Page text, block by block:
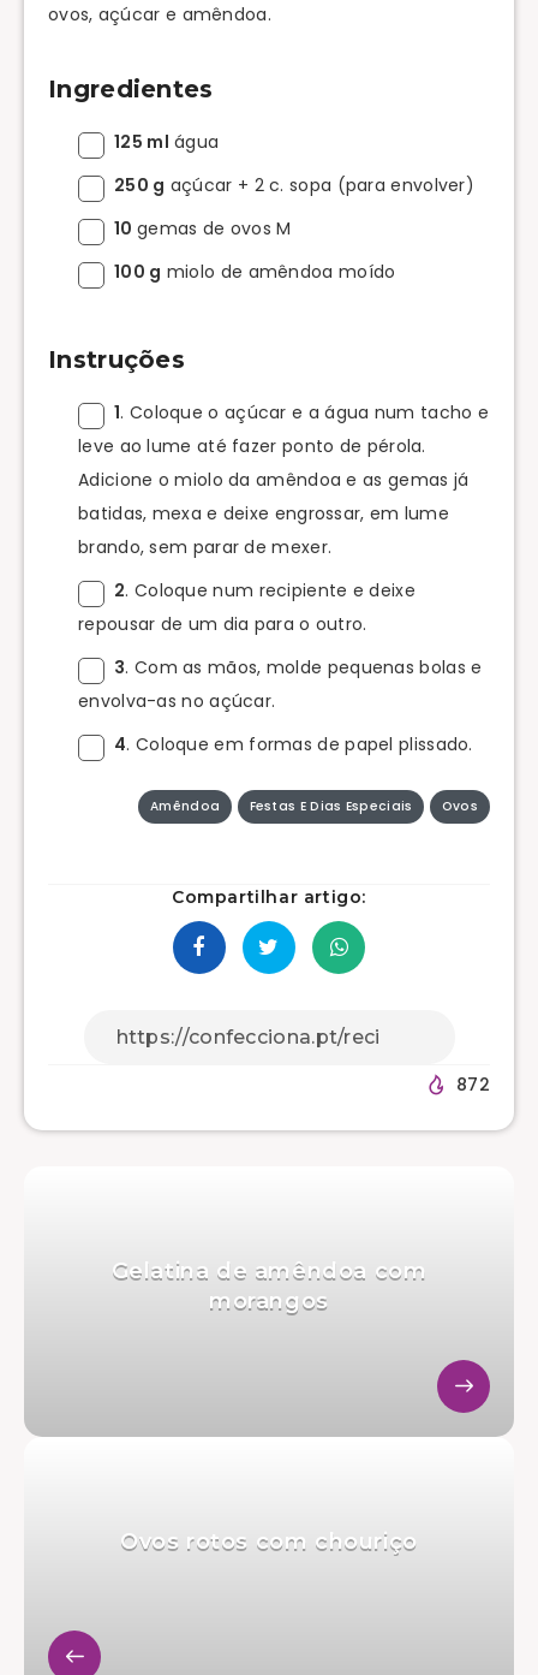
ovos, açúcar e amêndoa.
Ingredientes
125 ml água
250 g açúcar + 2 c. sopa (para envolver)
10 gemas de ovos M
100 g miolo de amêndoa moído
Instruções
1. Coloque o açúcar e a água num tacho e
leve ao lume até fazer ponto de pérola.
Adicione o miolo da amêndoa e as gemas já
batidas, mexa e deixe engrossar, em lume
brando, sem parar de mexer.
2. Coloque num recipiente e deixe
repousar de um dia para o outro.
3. Com as mãos, molde pequenas bolas e
envolva-as no açúcar.
4. Coloque em formas de papel plissado.
Amêndoa Festas E Dias Especiais Ovos
Compartilhar artigo:
872
Gelatina de amêndoa com
morangos
Ovos rotos com chouriço